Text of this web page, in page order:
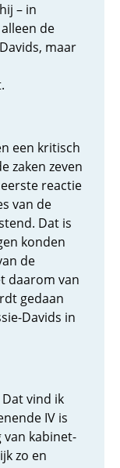
– in
de
maar
een kritisch
zaken zeven
reactie
van de
Dat is
konden
de
daarom van
gedaan
Davids in
Dat vind ik
IV is
kabinet-
zo en